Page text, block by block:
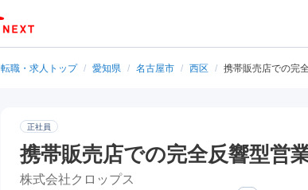
転職・求人トップ / 愛知県 / 名古屋市 / 西区 / 携帯販売店での完
正社員
携帯販売店での完全反響型営
株式会社クロップス